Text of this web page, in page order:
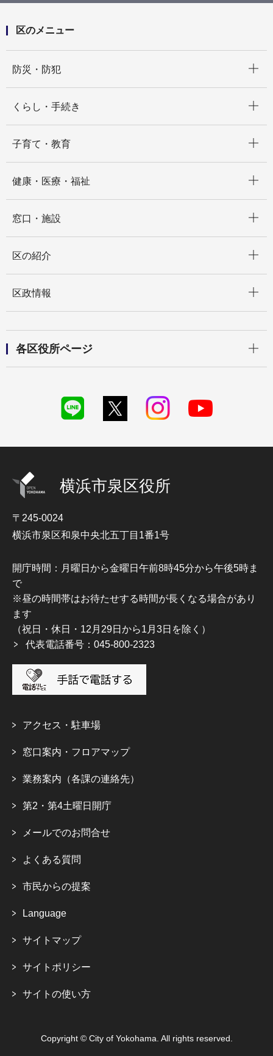
区のメニュー
防災・防犯
くらし・手続き
子育て・教育
健康・医療・福祉
窓口・施設
区の紹介
区政情報
各区役所ページ
横浜市泉区役所
〒245-0024
横浜市泉区和泉中央北五丁目1番1号
開庁時間：月曜日から金曜日午前8時45分から午後5時ま
で
※昼の時間帯はお待たせする時間が長くなる場合があり
ます
（祝日・休日・12月29日から1月3日を除く）
代表電話番号：045-800-2323
アクセス・駐車場
窓口案内・フロアマップ
業務案内（各課の連絡先）
第2・第4土曜日開庁
メールでのお問合せ
よくある質問
市民からの提案
Language
サイトマップ
サイトポリシー
サイトの使い方
Copyright © City of Yokohama. All rights reserved.